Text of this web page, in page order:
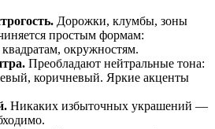
Дорожки, клумбы, зоны
простым формам:
окружностям.
Преобладают нейтральные тона:
коричневый. Яркие акценты
Никаких избыточных украшений —